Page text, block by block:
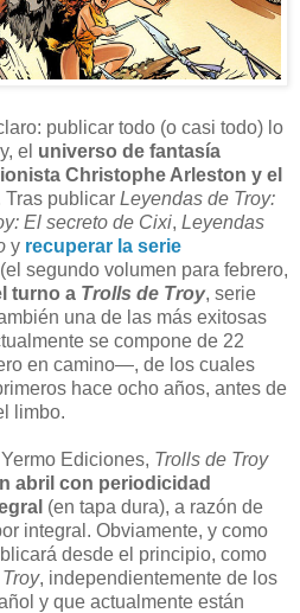
publicar todo (o casi todo) lo
el universo de fantasía
Christophe Arleston y el
Tras publicar Leyendas de Troy:
El secreto de Cixi, Leyendas
y recuperar la serie
segundo volumen para febrero,
turno a Trolls de Troy, serie
una de las más exitosas
se compone de 22
en camino—, de los cuales
hace ocho años, antes de
limbo.
Ediciones, Trolls de Troy
abril con periodicidad
(en tapa dura), a razón de
integral. Obviamente, y como
desde el principio, como
, independientemente de los
y que actualmente están